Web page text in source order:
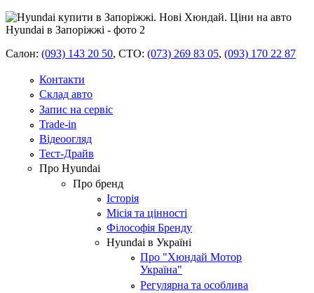
Салон: (093) 143 20 50, СТО: (073) 269 83 05, (093) 170 22 87
Контакти
Склад авто
Запис на сервіс
Trade-in
Відеоогляд
Тест-Драйв
Про Hyundai
Про бренд
Історія
Місія та цінності
Філософія Бренду
Hyundai в Україні
Про "Хюндай Мотор
Україна"
Регулярна та особлива